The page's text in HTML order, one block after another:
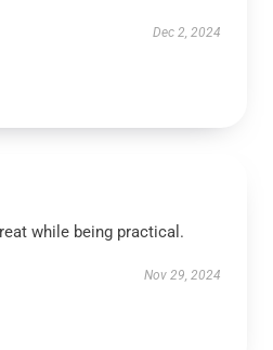
Dec 2, 2024
while being practical.
Nov 29, 2024